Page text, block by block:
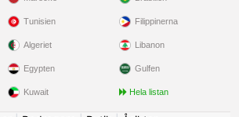
Tunisien
Algeriet
Egypten
Kuwait
Filippinerna
Libanon
Gulfen
Hela listan